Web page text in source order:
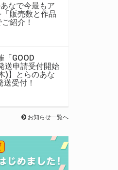
なで今最もア
販売数と作品
紹介！
「GOOD
送申請受付開始
)】とらのあな
受付！
お知らせ一覧へ